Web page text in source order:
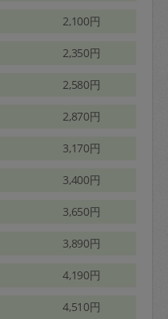
2,100円
2,350円
2,580円
2,870円
3,170円
3,400円
3,650円
3,890円
4,190円
4,510円